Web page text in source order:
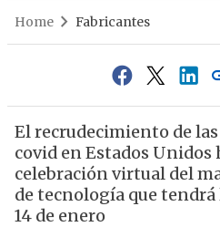
Home Fabricantes
El recrudecimiento de
covid en Estados Unidos
celebración virtual del
de tecnología que tendrá
14 de enero